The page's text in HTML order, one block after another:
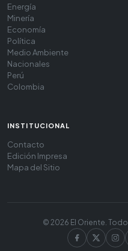
Energía
Minería
Economía
Política
Medio Ambiente
Nacionales
Perú
Colombia
INSTITUCIONAL
Contacto
Edición Impresa
Mapa del Sitio
© 2026 El Oriente.